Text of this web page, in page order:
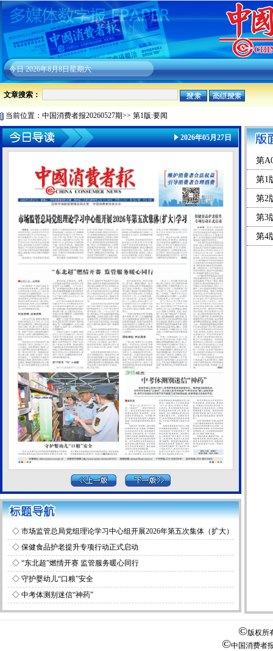
今日2026年8月8日星期六
文章搜索：
当前位置： 中国消费者报20260527期>> 第1版:要闻
2026年05月27日
◇ 市场监管总局党组理论学习中心组开展2026年第五次集体（扩大）
学习
◇ 保健食品护老提升专项行动正式启动
◇ “东北超”燃情开赛 监管服务暖心同行
◇ 守护婴幼儿“口粮”安全
◇ 中考体测别迷信“神药”
第
第1
第2
第3
第4
©版权所
©中国消费者